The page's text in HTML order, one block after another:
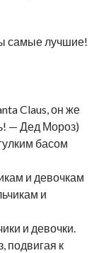
самые лучшие!
Claus, он же
— Дед Мороз)
басом
и девочкам
и
и девочки.
к